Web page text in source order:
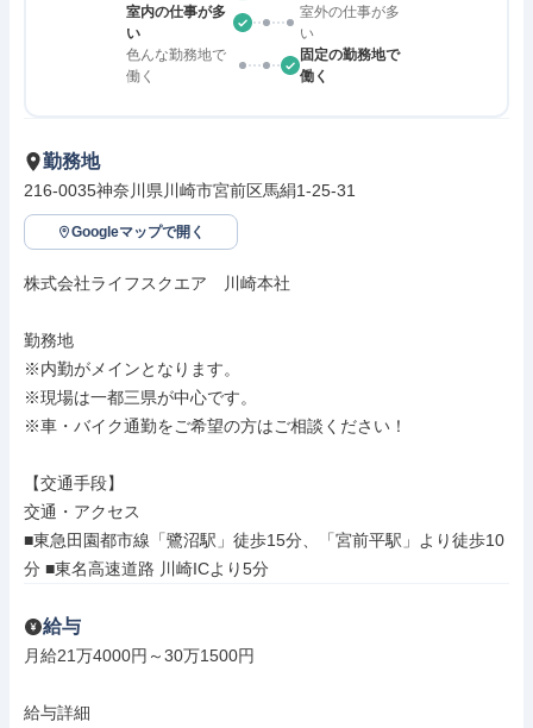
室内の仕事が多
い
室外の仕事が多
い
色んな勤務地で
働く
固定の勤務地で
働く
勤務地
216-0035神奈川県川崎市宮前区馬絹1-25-31
Googleマップで開く
株式会社ライフスクエア　川崎本社
勤務地
※内勤がメインとなります。
※現場は一都三県が中心です。
※車・バイク通勤をご希望の方はご相談ください！
【交通手段】
交通・アクセス
■東急田園都市線「鷺沼駅」徒歩15分、「宮前平駅」より徒歩10
分 ■東名高速道路 川崎ICより5分
給与
月給21万4000円～30万1500円
給与詳細